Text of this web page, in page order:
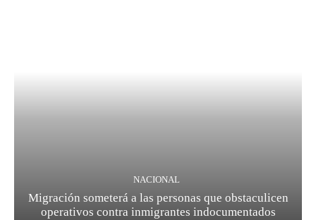
NACIONAL
Migración someterá a las personas que obstaculicen
operativos contra inmigrantes indocumentados